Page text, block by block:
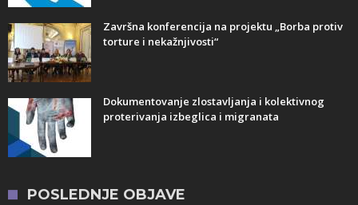
Završna konferencija na projektu „Borba protiv
torture i nekažnjivosti“
Dokumentovanje zlostavljanja i kolektivnog
proterivanja izbeglica i migranata
POSLEDNJE OBJAVE